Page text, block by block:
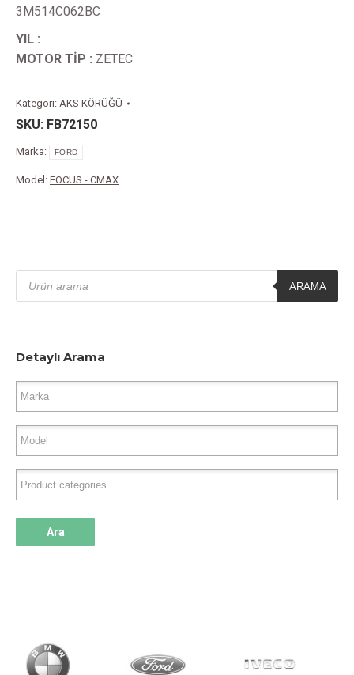
3M514C062BC
YIL :
MOTOR TİP : ZETEC
Kategori: AKS KÖRÜĞÜ
SKU: FB72150
Marka: FORD
Model: FOCUS - CMAX
Products
search ARAMA
Detaylı Arama
Ara